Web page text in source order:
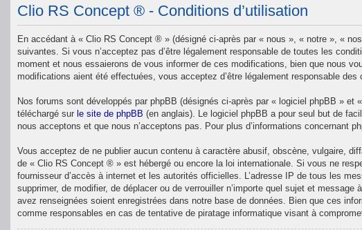
Clio RS Concept ® - Conditions d’utilisation
En accédant à « Clio RS Concept ® » (désigné ci-après par « nous », « notre », «
suivantes. Si vous n’acceptez pas d’être légalement responsable de toutes les
moment et nous essaierons de vous informer de ces modifications, bien que nous
modifications aient été effectuées, vous acceptez d’être légalement responsable
Nos forums sont développés par phpBB (désignés ci-après par « logiciel phpBB »
téléchargé sur le site de phpBB (en anglais). Le logiciel phpBB a pour seul but de
nous acceptons et que nous n’acceptons pas. Pour plus d’informations concernant
Vous acceptez de ne publier aucun contenu à caractère abusif, obscène, vulgaire,
de « Clio RS Concept ® » est hébergé ou encore la loi internationale. Si vous ne
fournisseur d’accès à internet et les autorités officielles. L’adresse IP de tous les
supprimer, de modifier, de déplacer ou de verrouiller n’importe quel sujet et
avez renseignées soient enregistrées dans notre base de données. Bien que ces
comme responsables en cas de tentative de piratage informatique visant à